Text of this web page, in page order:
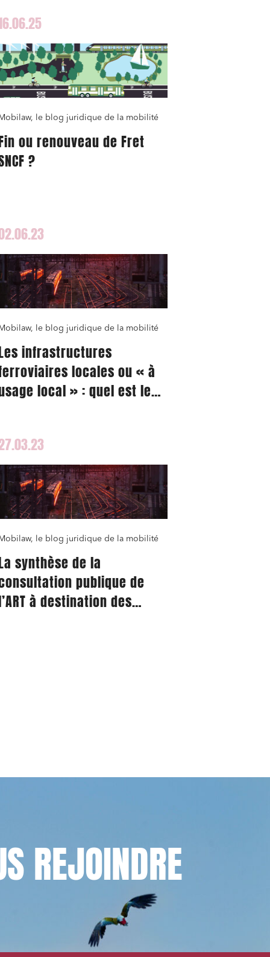
conditions de délivrance du
Liberté +
Mobilaw, le blog juridique de la mobilité
ou renouveau de Fret
?
Mobilaw, le blog juridique de la mobilité
infrastructures
locales ou « à
local » : quel est leur
Mobilaw, le blog juridique de la mobilité
synthèse de la
publique de
à destination des
REJOINDRE